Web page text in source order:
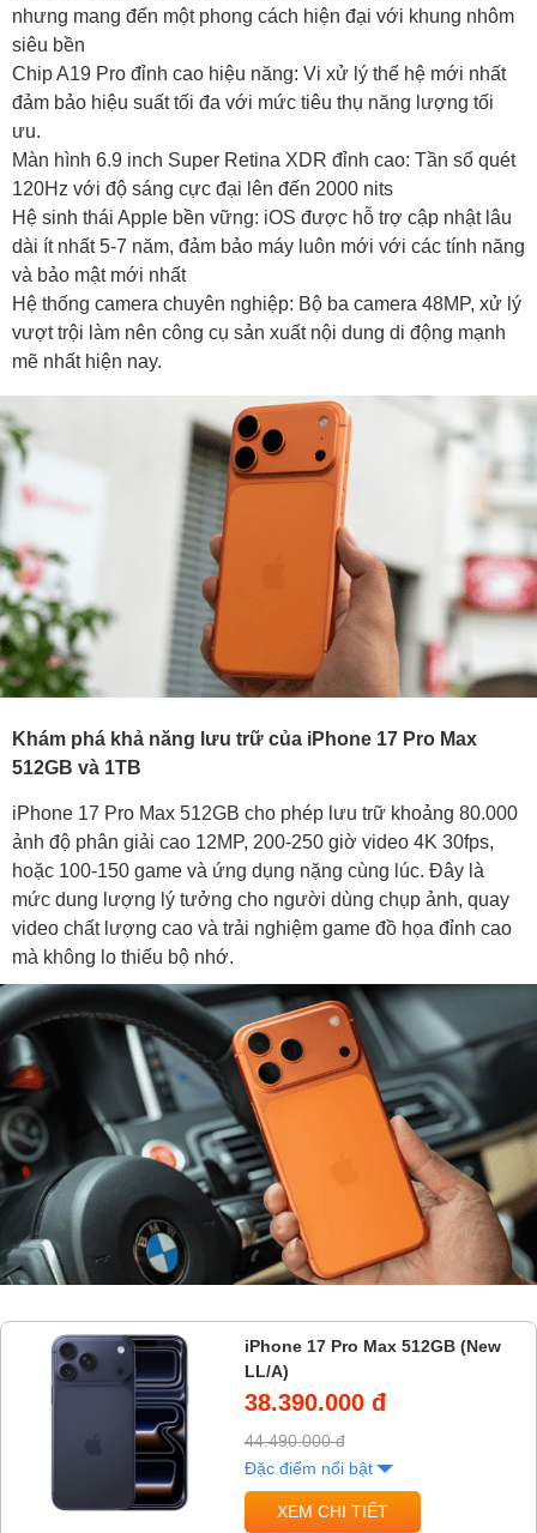
nhưng mang đến một phong cách hiện đại với khung nhôm
siêu bền
Chip A19 Pro đỉnh cao hiệu năng: Vi xử lý thế hệ mới nhất
đảm bảo hiệu suất tối đa với mức tiêu thụ năng lượng tối
ưu.
Màn hình 6.9 inch Super Retina XDR đỉnh cao: Tần số quét
120Hz với độ sáng cực đại lên đến 2000 nits
Hệ sinh thái Apple bền vững: iOS được hỗ trợ cập nhật lâu
dài ít nhất 5-7 năm, đảm bảo máy luôn mới với các tính năng
và bảo mật mới nhất
Hệ thống camera chuyên nghiệp: Bộ ba camera 48MP, xử lý
vượt trội làm nên công cụ sản xuất nội dung di động mạnh
mẽ nhất hiện nay.
Khám phá khả năng lưu trữ của iPhone 17 Pro Max
512GB và 1TB
iPhone 17 Pro Max 512GB cho phép lưu trữ khoảng 80.000
ảnh độ phân giải cao 12MP, 200-250 giờ video 4K 30fps,
hoặc 100-150 game và ứng dụng nặng cùng lúc. Đây là
mức dung lượng lý tưởng cho người dùng chụp ảnh, quay
video chất lượng cao và trải nghiệm game đồ họa đỉnh cao
mà không lo thiếu bộ nhớ.
iPhone 17 Pro Max 512GB (New
LL/A)
38.390.000 đ
44.490.000 đ
Đặc điểm nổi bật
XEM CHI TIẾT